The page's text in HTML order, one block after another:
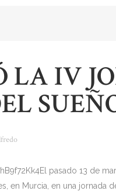
LA IV
pasado 13 de
en Murcia, en una jornada